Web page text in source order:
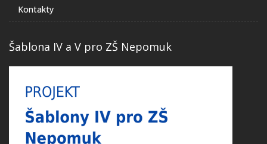
Kontakty
Šablona IV a V pro ZŠ Nepomuk